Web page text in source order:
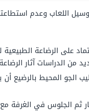
اللعاب وعدم
على الرضاعة
الدراسات آثار
الجو المحيط بالرضيع
الجلوس في الغرفة مع